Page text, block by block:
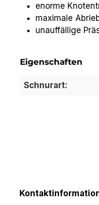
enorme
maximale
unauffällige
Eigenschaften
Schnurart: